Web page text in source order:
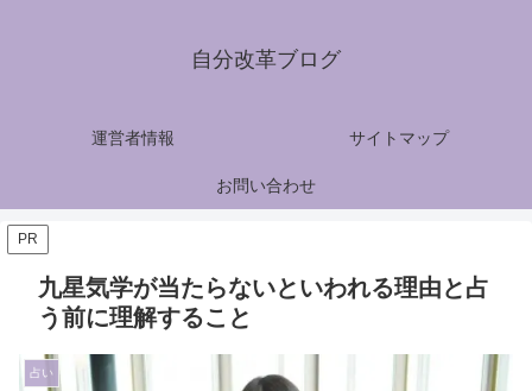
自分改革ブログ
運営者情報 サイトマップ
お問い合わせ
PR
九星気学が当たらないといわれる理由と占
う前に理解すること
占い